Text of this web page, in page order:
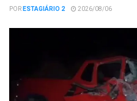
PORESTAGIÁRIO 2 2026/08/06